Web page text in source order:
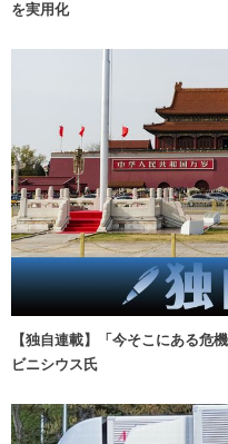
を実用化
【独自連載】「今そこにある
ビニシウス氏